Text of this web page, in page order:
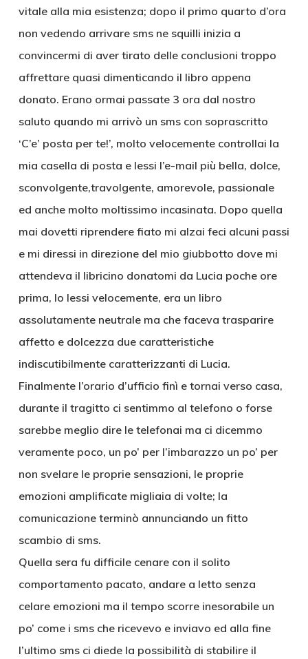
vitale alla mia esistenza; dopo il primo quarto d’ora
non vedendo arrivare sms ne squilli inizia a
convincermi di aver tirato delle conclusioni troppo
affrettare quasi dimenticando il libro appena
donato. Erano ormai passate 3 ora dal nostro
saluto quando mi arrivò un sms con soprascritto
‘C’e’ posta per te!’, molto velocemente controllai la
mia casella di posta e lessi l’e-mail più bella, dolce,
sconvolgente,travolgente, amorevole, passionale
ed anche molto moltissimo incasinata. Dopo quella
mai dovetti riprendere fiato mi alzai feci alcuni passi
e mi diressi in direzione del mio giubbotto dove mi
attendeva il libricino donatomi da Lucia poche ore
prima, lo lessi velocemente, era un libro
assolutamente neutrale ma che faceva trasparire
affetto e dolcezza due caratteristiche
indiscutibilmente caratterizzanti di Lucia.
Finalmente l’orario d’ufficio finì e tornai verso casa,
durante il tragitto ci sentimmo al telefono o forse
sarebbe meglio dire le telefonai ma ci dicemmo
veramente poco, un po’ per l’imbarazzo un po’ per
non svelare le proprie sensazioni, le proprie
emozioni amplificate migliaia di volte; la
comunicazione terminò annunciando un fitto
scambio di sms.
Quella sera fu difficile cenare con il solito
comportamento pacato, andare a letto senza
celare emozioni ma il tempo scorre inesorabile un
po’ come i sms che ricevevo e inviavo ed alla fine
l’ultimo sms ci diede la possibilità di stabilire il